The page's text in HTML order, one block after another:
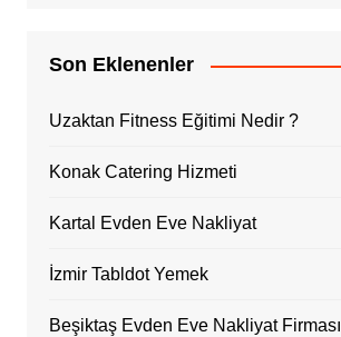
Son Eklenenler
Uzaktan Fitness Eğitimi Nedir ?
Konak Catering Hizmeti
Kartal Evden Eve Nakliyat
İzmir Tabldot Yemek
Beşiktaş Evden Eve Nakliyat Firması